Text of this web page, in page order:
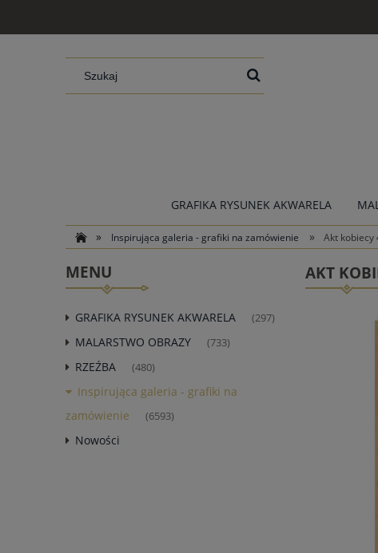
GRAFIKA RYSUNEK AKWARELA
» Inspirująca galeria - grafiki na zamówienie » Akt kobiecy
MENU
GRAFIKA RYSUNEK AKWARELA (297)
MALARSTWO OBRAZY (733)
RZEŹBA (480)
Inspirująca galeria - grafiki na
zamówienie
(6593)
Nowości
AKT